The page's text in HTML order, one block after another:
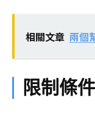
相關文章 兩個
限制條件